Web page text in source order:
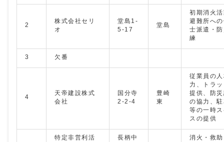
2
株式会社セリ
オ
堂島1-
5-17
堂島
初期消火
避難所へ
士派遣・
練
3 欠番
4
天帝建設株式
会社
国分寺
2-2-4
豊崎
東
従業員の
力、トラ
提供、防
の協力、
等の一時
スの提供
特定非営利活
長柄中
消火・救